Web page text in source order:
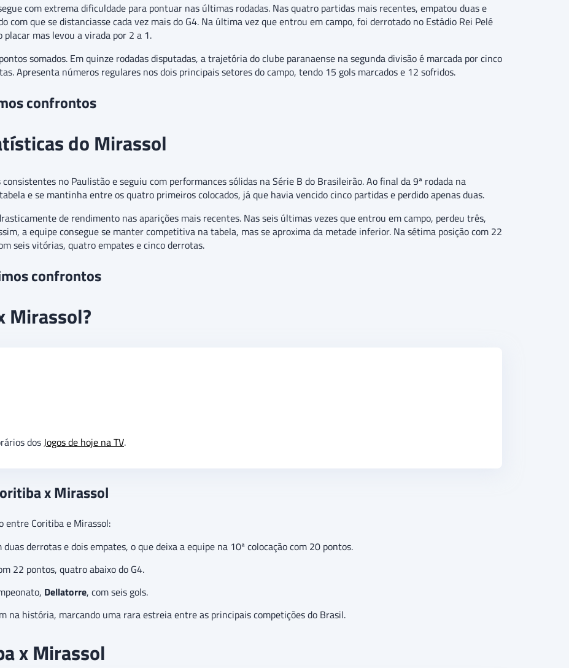
com extrema dificuldade para pontuar nas últimas rodadas. Nas quatro partidas mais recentes, empatou duas e
com que se distanciasse cada vez mais do G4. Na última vez que entrou em campo, foi derrotado no Estádio Rei Pelé
mas levou a virada por 2 a 1.
somados. Em quinze rodadas disputadas, a trajetória do clube paranaense na segunda divisão é marcada por cinco
Apresenta números regulares nos dois principais setores do campo, tendo 15 gols marcados e 12 sofridos.
confrontos
do Mirassol
no Paulistão e seguiu com performances sólidas na Série B do Brasileirão. Ao final da 9ª rodada na
e se mantinha entre os quatro primeiros colocados, já que havia vencido cinco partidas e perdido apenas duas.
de rendimento nas aparições mais recentes. Nas seis últimas vezes que entrou em campo, perdeu três,
a equipe consegue se manter competitiva na tabela, mas se aproxima da metade inferior. Na sétima posição com 22
seis vitórias, quatro empates e cinco derrotas.
confrontos
Mirassol?
dosJogos de hoje na TV.
x Mirassol
entre Coritiba e Mirassol:
derrotas e dois empates, o que deixa a equipe na 10ª colocação com 20 pontos.
22 pontos, quatro abaixo do G4.
Dellatorre, com seis gols.
na história, marcando uma rara estreia entre as principais competições do Brasil.
x Mirassol